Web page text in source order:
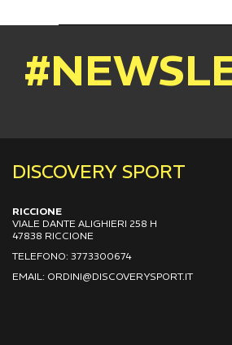
DISCOVERY SPORT
RICCIONE
VIALE DANTE ALIGHIERI 258 H
47838 RICCIONE
TELEFONO: 3773300674
EMAIL: ORDINI@DISCOVERYSPORT.IT